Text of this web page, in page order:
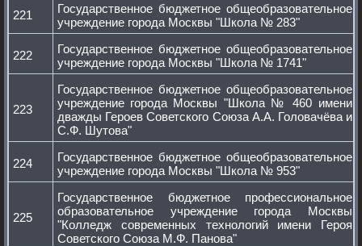
221
Государственное бюджетное общеобразовательное
учреждение города Москвы "Школа № 283"
222
Государственное бюджетное общеобразовательное
учреждение города Москвы "Школа № 1741"
223
Государственное бюджетное общеобразовательное
учреждение города Москвы "Школа № 460 имени
дважды Героев Советского Союза А.А. Головачёва и
С.Ф. Шутова"
224
Государственное бюджетное общеобразовательное
учреждение города Москвы "Школа № 953"
225
Государственное бюджетное профессиональное
образовательное учреждение города Москвы
"Колледж современных технологий имени Героя
Советского Союза М.Ф. Панова"